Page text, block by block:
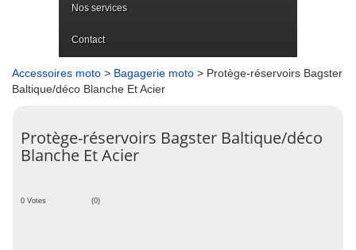
Nos services
Contact
Accessoires moto > Bagagerie moto > Protège-réservoirs Bagster
Baltique/déco Blanche Et Acier
Protège-réservoirs Bagster Baltique/déco
Blanche Et Acier
0 Votes (0)